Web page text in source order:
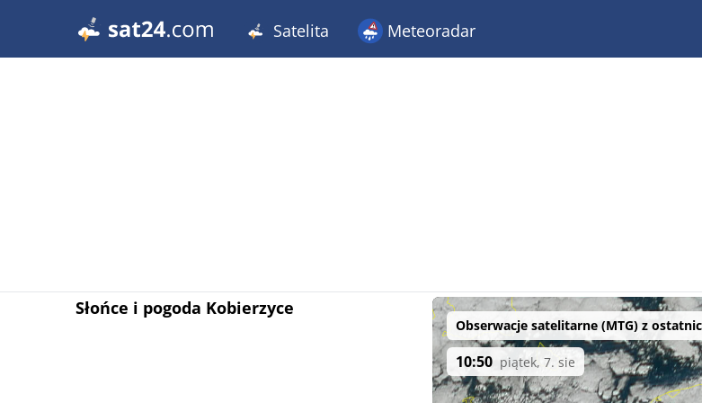
Satelita Meteoradar
Słońce i pogoda Kobierzyce
Obserwacje satelitarne (MTG) z
10:50 piątek, 7. sie